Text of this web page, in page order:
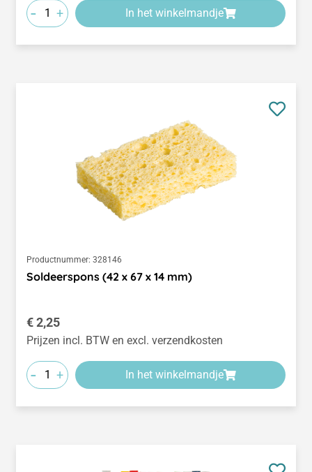
- + In het winkelmandje
Productnummer: 328146
Soldeerspons (42 x 67 x 14 mm)
Normale prijs:
€ 2,25
Prijzen incl. BTW en excl. verzendkosten
- + In het winkelmandje